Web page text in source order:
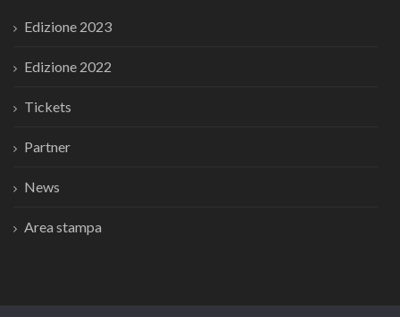
Edizione 2023
Edizione 2022
Tickets
Partner
News
Area stampa